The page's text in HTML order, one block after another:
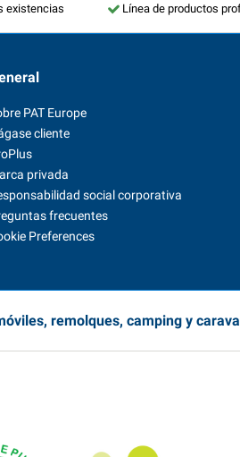
existencias Línea de productos
PAT Europe
cliente
privada
social corporativa
frecuentes
Preferences
remolques, camping y